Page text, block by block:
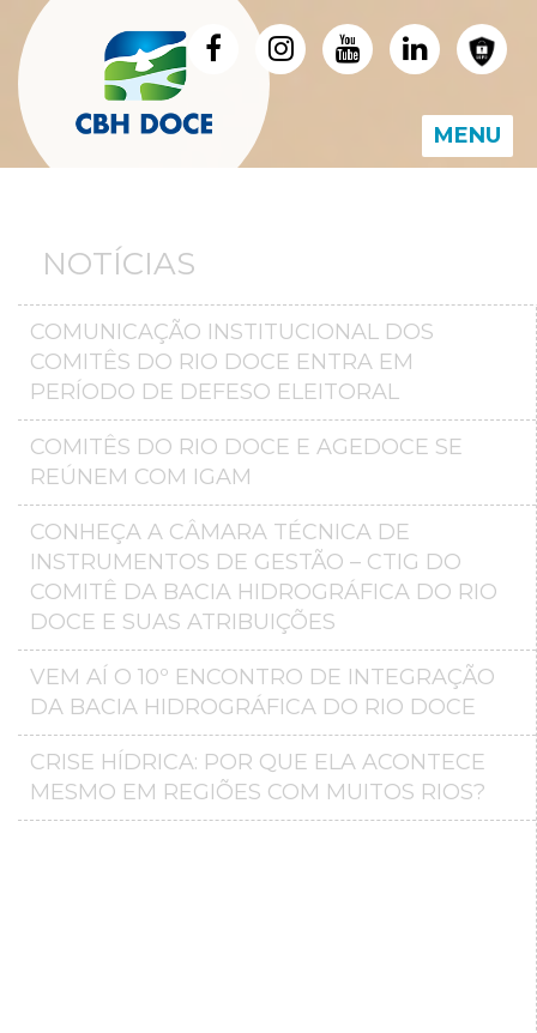
MENU
NOTÍCIAS
COMUNICAÇÃO INSTITUCIONAL DOS
COMITÊS DO RIO DOCE ENTRA EM
PERÍODO DE DEFESO ELEITORAL
COMITÊS DO RIO DOCE E AGEDOCE SE
REÚNEM COM IGAM
CONHEÇA A CÂMARA TÉCNICA DE
INSTRUMENTOS DE GESTÃO – CTIG DO
COMITÊ DA BACIA HIDROGRÁFICA DO RIO
DOCE E SUAS ATRIBUIÇÕES
VEM AÍ O 10º ENCONTRO DE INTEGRAÇÃO
DA BACIA HIDROGRÁFICA DO RIO DOCE
CRISE HÍDRICA: POR QUE ELA ACONTECE
MESMO EM REGIÕES COM MUITOS RIOS?